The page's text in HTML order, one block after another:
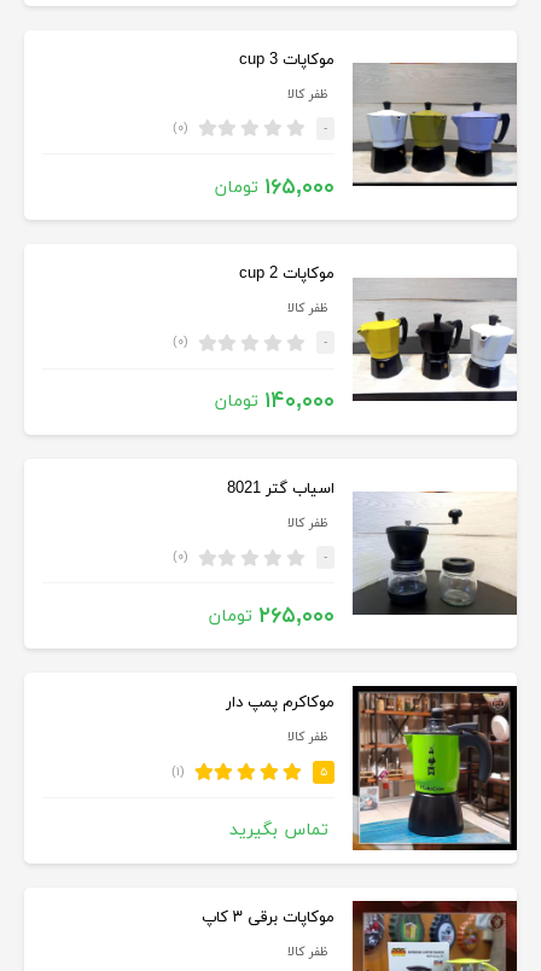
موکاپات 3 cup
ظفر کالا
- (۰)
۱۶۵,۰۰۰ تومان
موکاپات 2 cup
ظفر کالا
- (۰)
۱۴۰,۰۰۰ تومان
اسیاب گتر 8021
ظفر کالا
- (۰)
۲۶۵,۰۰۰ تومان
موکاکرم پمپ دار
ظفر کالا
۵ (۱)
تماس بگیرید
موکاپات برقی ۳ کاپ
ظفر کالا